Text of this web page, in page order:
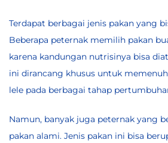
Terdapat berbagai jenis pakan yang
Beberapa peternak memilih pakan
karena kandungan nutrisinya bisa
ini dirancang khusus untuk
lele pada berbagai tahap
Namun, banyak juga peternak yang
pakan alami. Jenis pakan ini bisa